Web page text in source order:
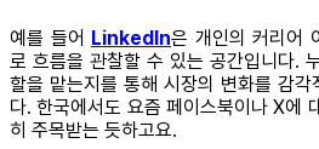
예를 들어 LinkedIn은 개인의 커리어
로 흐름을 관찰할 수 있는 공간입니다.
할을 맡는지를 통해 시장의 변화를 감각
다. 한국에서도 요즘 페이스북이나 X에
히 주목받는 듯하고요.